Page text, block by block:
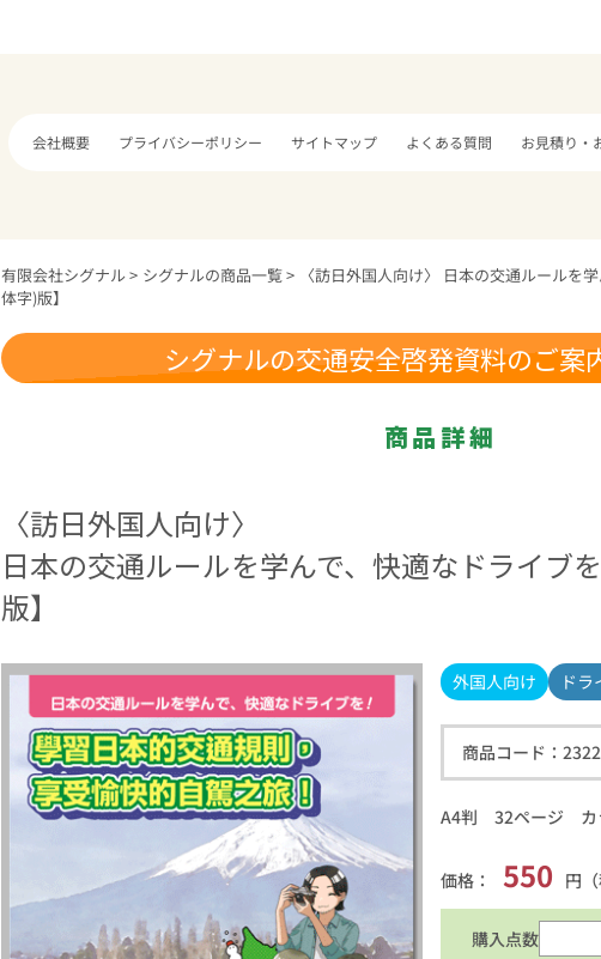
会社概要 プライバシーポリシー サイトマップ よくある質問 お見積り・
有限会社シグナル> シグナルの商品一覧> 〈訪日外国人向け〉 日本の交通ルールを
体字)版】
シグナルの交通安全啓発資料のご案
商品詳細
〈訪日外国人向け〉
日本の交通ルールを学んで、快適なドライブ
版】
外国人向け ド
商品コード：2322
A4判 32ページ カ
価格： 550 円（
購入点数